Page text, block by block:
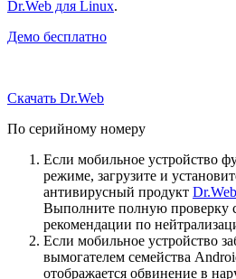
Dr.Web для Linux.
Демо бесплатно
Скачать Dr.Web
По серийному номеру
Если мобильное устройство
режиме, загрузите и
антивирусный продукт
Выполните полную проверку
рекомендации по
Если мобильное устройство
вымогателем семейства
отображается обвинение в